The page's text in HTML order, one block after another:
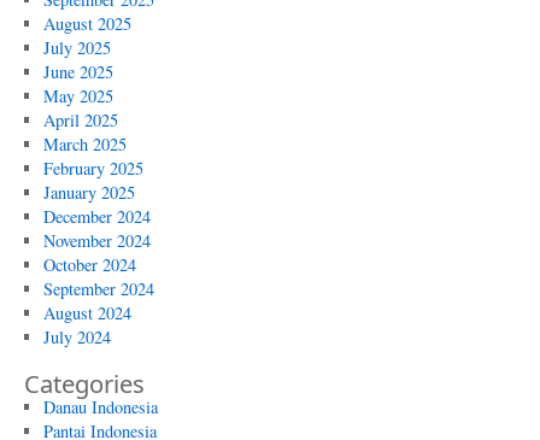
August 2025
July 2025
June 2025
May 2025
April 2025
March 2025
February 2025
January 2025
December 2024
November 2024
October 2024
September 2024
August 2024
July 2024
Categories
Danau Indonesia
Pantai Indonesia